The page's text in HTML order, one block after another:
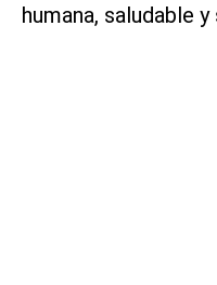
humana, saludable